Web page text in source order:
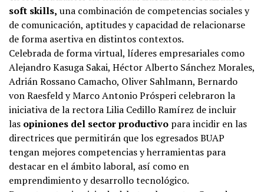
soft skills, una combinación de competencias sociales y
de comunicación, aptitudes y capacidad de relacionarse
de forma asertiva en distintos contextos.
Celebrada de forma virtual, líderes empresariales como
Alejandro Kasuga Sakai, Héctor Alberto Sánchez Morales,
Adrián Rossano Camacho, Oliver Sahlmann, Bernardo
von Raesfeld y Marco Antonio Prósperi celebraron la
iniciativa de la rectora Lilia Cedillo Ramírez de incluir
las opiniones del sector productivo para incidir en las
directrices que permitirán que los egresados BUAP
tengan mejores competencias y herramientas para
destacar en el ámbito laboral, así como en
emprendimiento y desarrollo tecnológico.